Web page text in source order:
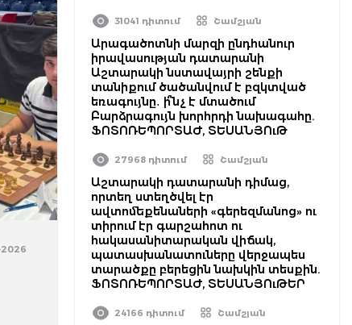
2026
31041 դիտում Շամշյան
Արագածոտնի մարզի ընդհանուր
իրավասության դատարանի
Աշտարակի նստավայրի շենքի
տանիքում ծածանվում է բզկտված
եռագույնը․ ի՞նչ է մտածում
Բարձրագույն խորհրդի նախագահը.
ՖՈՏՈՌԵՊՈՐՏԱԺ, ՏԵՍԱՆՅՈւԹ
27968 դիտում Շամշյան
Աշտարակի դատարանի դիմաց,
որտեղ ստեղծվել էր
ավտոմեքենաների «գերեզմանոց» ու
տիրում էր գարշահոտ ու
հակասանիտարական վիճակ,
պատասխանատուները վերջապես
տարածքը բերեցին նախկին տեսքին.
ՖՈՏՈՌԵՊՈՐՏԱԺ, ՏԵՍԱՆՅՈւԹԵՐ
24166 դիտում Շամշյան